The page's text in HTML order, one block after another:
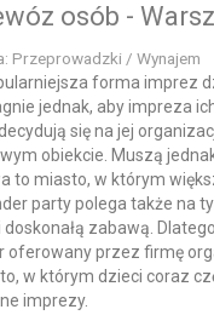
osób -
Przeprowadzki / Wynajem
forma imprez
jednak, aby impreza
się na jej
obiekcie. Muszą
to miasto, w którym
party polega także na
zabawą.
oferowany przez firmę
w którym dzieci coraz
imprezy.